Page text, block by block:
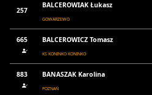
257
BALCEROWIAK Łukasz
GOWARZEWO
665 BALCEROWICZ Tomasz
KS KONINKO KONINKO
883 BANASZAK Karolina
POZNAŃ